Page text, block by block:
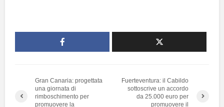
Gran Canaria: progettata
una giornata di
rimboschimento per
promuovere la
Fuerteventura: il Cabildo
sottoscrive un accordo
da 25.000 euro per
promuovere il